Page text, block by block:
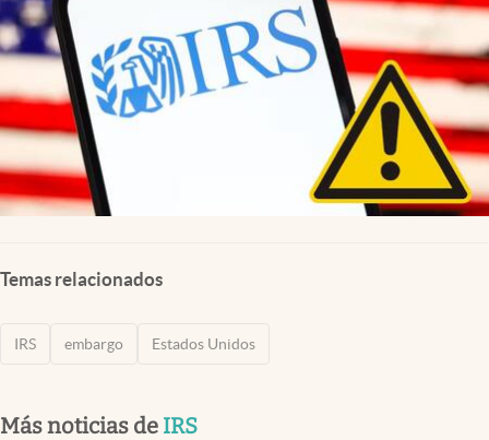
Temas relacionados
IRS embargo Estados Unidos
Más noticias de IRS